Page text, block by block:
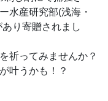
水産研究部(浅海・
り寄贈されまし
祈ってみませんか？
叶うかも！？